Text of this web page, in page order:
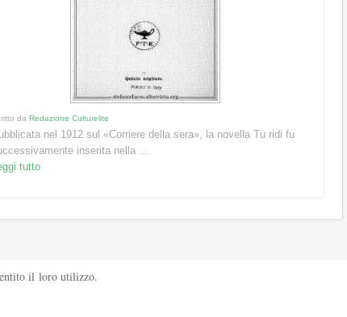
daRedazione Culturelite
nel 1912 sul «Corriere della sera», la novella Tu ridi fu
inserita nella ...
tutto
il loro utilizzo.